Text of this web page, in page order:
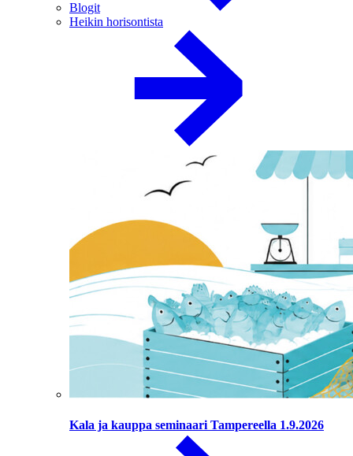
Blogit
Heikin horisontista
Kala ja kauppa seminaari Tampereella 1.9.2026